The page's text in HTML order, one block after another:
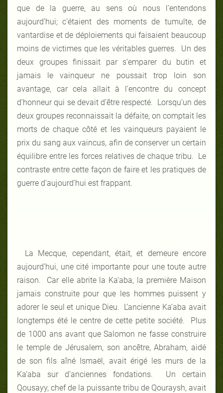
que de la guerre, au sens où nous l’entendons
aujourd’hui; c’étaient des moments de tumulte, de
vantardise et de déploiements qui faisaient beaucoup
moins de victimes que les véritables guerres. Un des
deux groupes finissait par s’emparer du butin et
jamais le vainqueur ne poussait trop loin son
avantage, car cela allait à l’encontre du concept
d’honneur qui se devait d’être respecté. Lorsqu’un des
deux groupes reconnaissait la défaite, on comptait les
morts de chaque côté et les vainqueurs payaient le
prix du sang aux vaincus, afin de conserver un certain
équilibre entre les forces relatives de chaque tribu. Le
contraste entre cette façon de faire et les pratiques de
guerre d’aujourd’hui est frappant.
La Mecque, cependant, était, et demeure encore
aujourd’hui, une cité importante pour une toute autre
raison. Car elle abrite la Ka’aba, la première Maison
jamais construite pour que les hommes puissent y
adorer le seul et unique Dieu. L’ancienne Ka’aba avait
longtemps été le centre de cette petite société. Plus
de 1000 ans avant que Salomon ne fasse construire
le temple de Jérusalem, son ancêtre, Abraham, aidé
de son fils aîné Ismaël, avait érigé les murs de la
Ka’aba sur d’anciennes fondations. Un certain
Qousayy, chef de la puissante tribu de Qouraysh, avait